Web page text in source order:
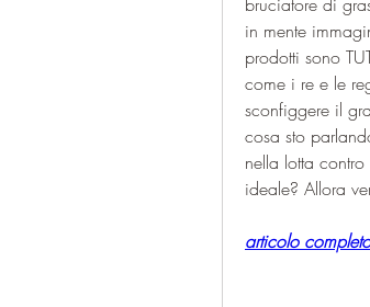
in mente
prodotti sono
come i re e le
sconfiggere il
cosa sto
nella lotta
ideale? Allora
articolo completo